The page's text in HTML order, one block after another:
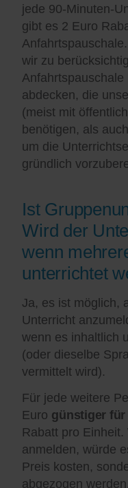
jede 90-Minuten-
gibt es 2 Euro
wir zu
abdecken, die
(meist mit
benötigen, als
um die
gründlich
Ist
Wird der
wenn
unterrichtet
Ja, es ist möglich,
Unterricht
wenn es inhaltlich
(oder dieselbe
vermittelt wird).
Für jede weitere
Euro günstiger für
Rabatt pro
anmelden, würde
Preis kosten,
abgezogen